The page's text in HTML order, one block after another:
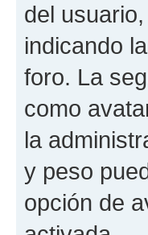
del
indicando
foro. La
como
la
y peso
opción de